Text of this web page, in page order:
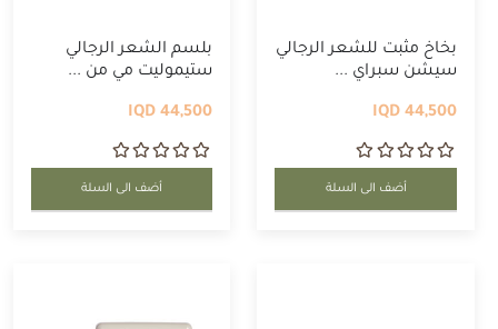
بخاخ مثبت للشعر الرجالي
سيشن سبراي ...
44,500 IQD
أضف الى السلة
بلسم الشعر الرجالي
ستيموليت مي من ...
44,500 IQD
أضف الى السلة